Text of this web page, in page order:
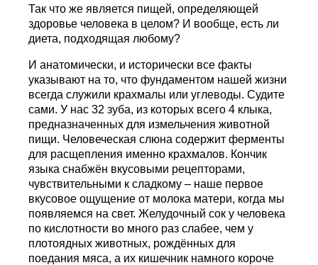
Так что же является пищей, определяющей
здоровье человека в целом? И вообще, есть ли
диета, подходящая любому?
И анатомически, и исторически все факты
указывают на то, что фундаментом нашей жизни
всегда служили крахмалы или углеводы. Судите
сами. У нас 32 зуба, из которых всего 4 клыка,
предназначенных для измельчения животной
пищи. Человеческая слюна содержит ферменты
для расщепления именно крахмалов. Кончик
языка снабжён вкусовыми рецепторами,
чувствительными к сладкому – наше первое
вкусовое ощущение от молока матери, когда мы
появляемся на свет. Желудочный сок у человека
по кислотности во много раз слабее, чем у
плотоядных животных, рождённых для
поедания мяса, а их кишечник намного короче